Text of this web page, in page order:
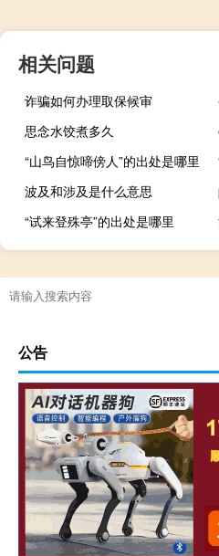
相关问题
诈骗如何办理取保候审
思念水饺煮多久
“山鸟自惊啼傍人”的出处是哪里
波及和涉及是什么意思
“试来登殊亭”的出处是哪里
公告